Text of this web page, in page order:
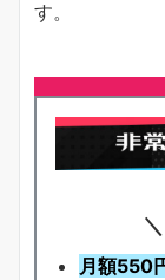
す。
月額550